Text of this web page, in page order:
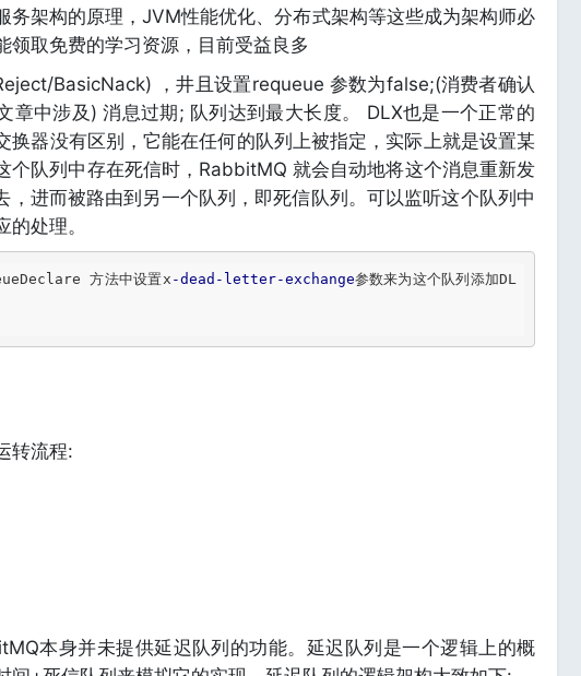
务架构的原理，JVM性能优化、分布式架构等这些成为架构师必
领取免费的学习资源，目前受益良多
BasicNack) ，井且设置requeue 参数为false;(消费者确认
章中涉及) 消息过期; 队列达到最大长度。 DLX也是一个正常的
换器没有区别，它能在任何的队列上被指定，实际上就是设置某
个队列中存在死信时，RabbitMQ 就会自动地将这个消息重新发
，进而被路由到另一个队列，即死信队列。可以监听这个队列中
处理。
方法中设置x -dead -letter-exchange参数来为这个队列添加DL
转流程:
本身并未提供延迟队列的功能。延迟队列是一个逻辑上的概